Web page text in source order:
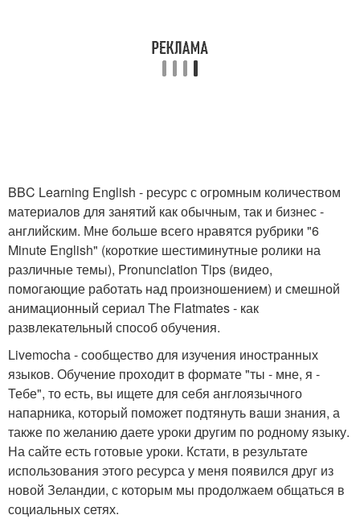
BBC Learning English - ресурс с огромным количеством
материалов для занятий как обычным, так и бизнес -
английским. Мне больше всего нравятся рубрики "6
Minute English" (короткие шестиминутные ролики на
различные темы), Pronunciation Tips (видео,
помогающие работать над произношением) и смешной
анимационный сериал The Flatmates - как
развлекательный способ обучения.
Livemocha - сообщество для изучения иностранных
языков. Обучение проходит в формате "ты - мне, я -
Тебе", то есть, вы ищете для себя англоязычного
напарника, который поможет подтянуть ваши знания, а
также по желанию даете уроки другим по родному языку.
На сайте есть готовые уроки. Кстати, в результате
использования этого ресурса у меня появился друг из
новой Зеландии, с которым мы продолжаем общаться в
социальных сетях.